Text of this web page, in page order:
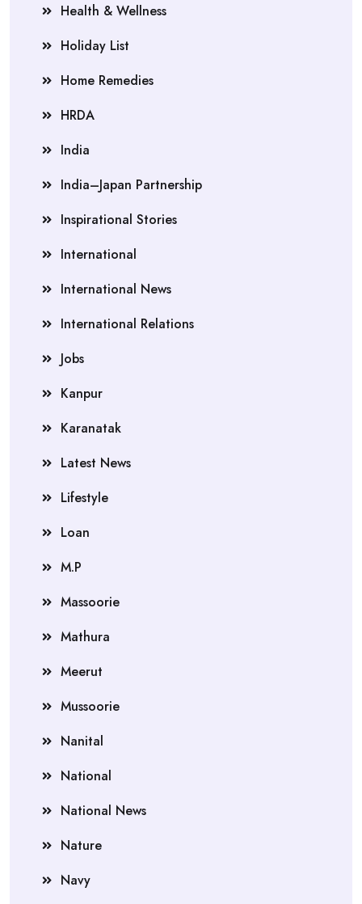
Health & Wellness
Holiday List
Home Remedies
HRDA
India
India–Japan Partnership
Inspirational Stories
International
International News
International Relations
Jobs
Kanpur
Karanatak
Latest News
Lifestyle
Loan
M.P
Massoorie
Mathura
Meerut
Mussoorie
Nanital
National
National News
Nature
Navy